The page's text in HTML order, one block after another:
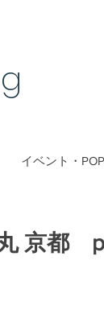
イベント・
京都